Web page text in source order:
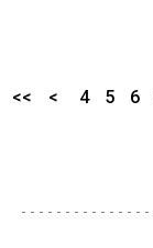
<< < 4 5 6